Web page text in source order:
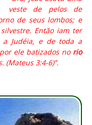
veste de pelos de
de seus lombos; e
Então iam ter
a Judéia, e de toda a
ele batizados no rio
(Mateus 3:4-6)”.